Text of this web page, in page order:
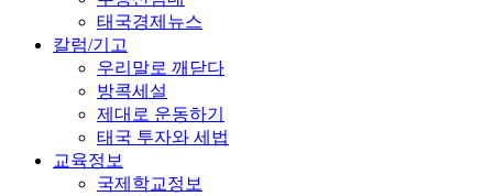
태국경제뉴스
칼럼/기고
우리말로 깨닫다
방콕세설
제대로 운동하기
태국 투자와 세법
교육정보
국제학교정보